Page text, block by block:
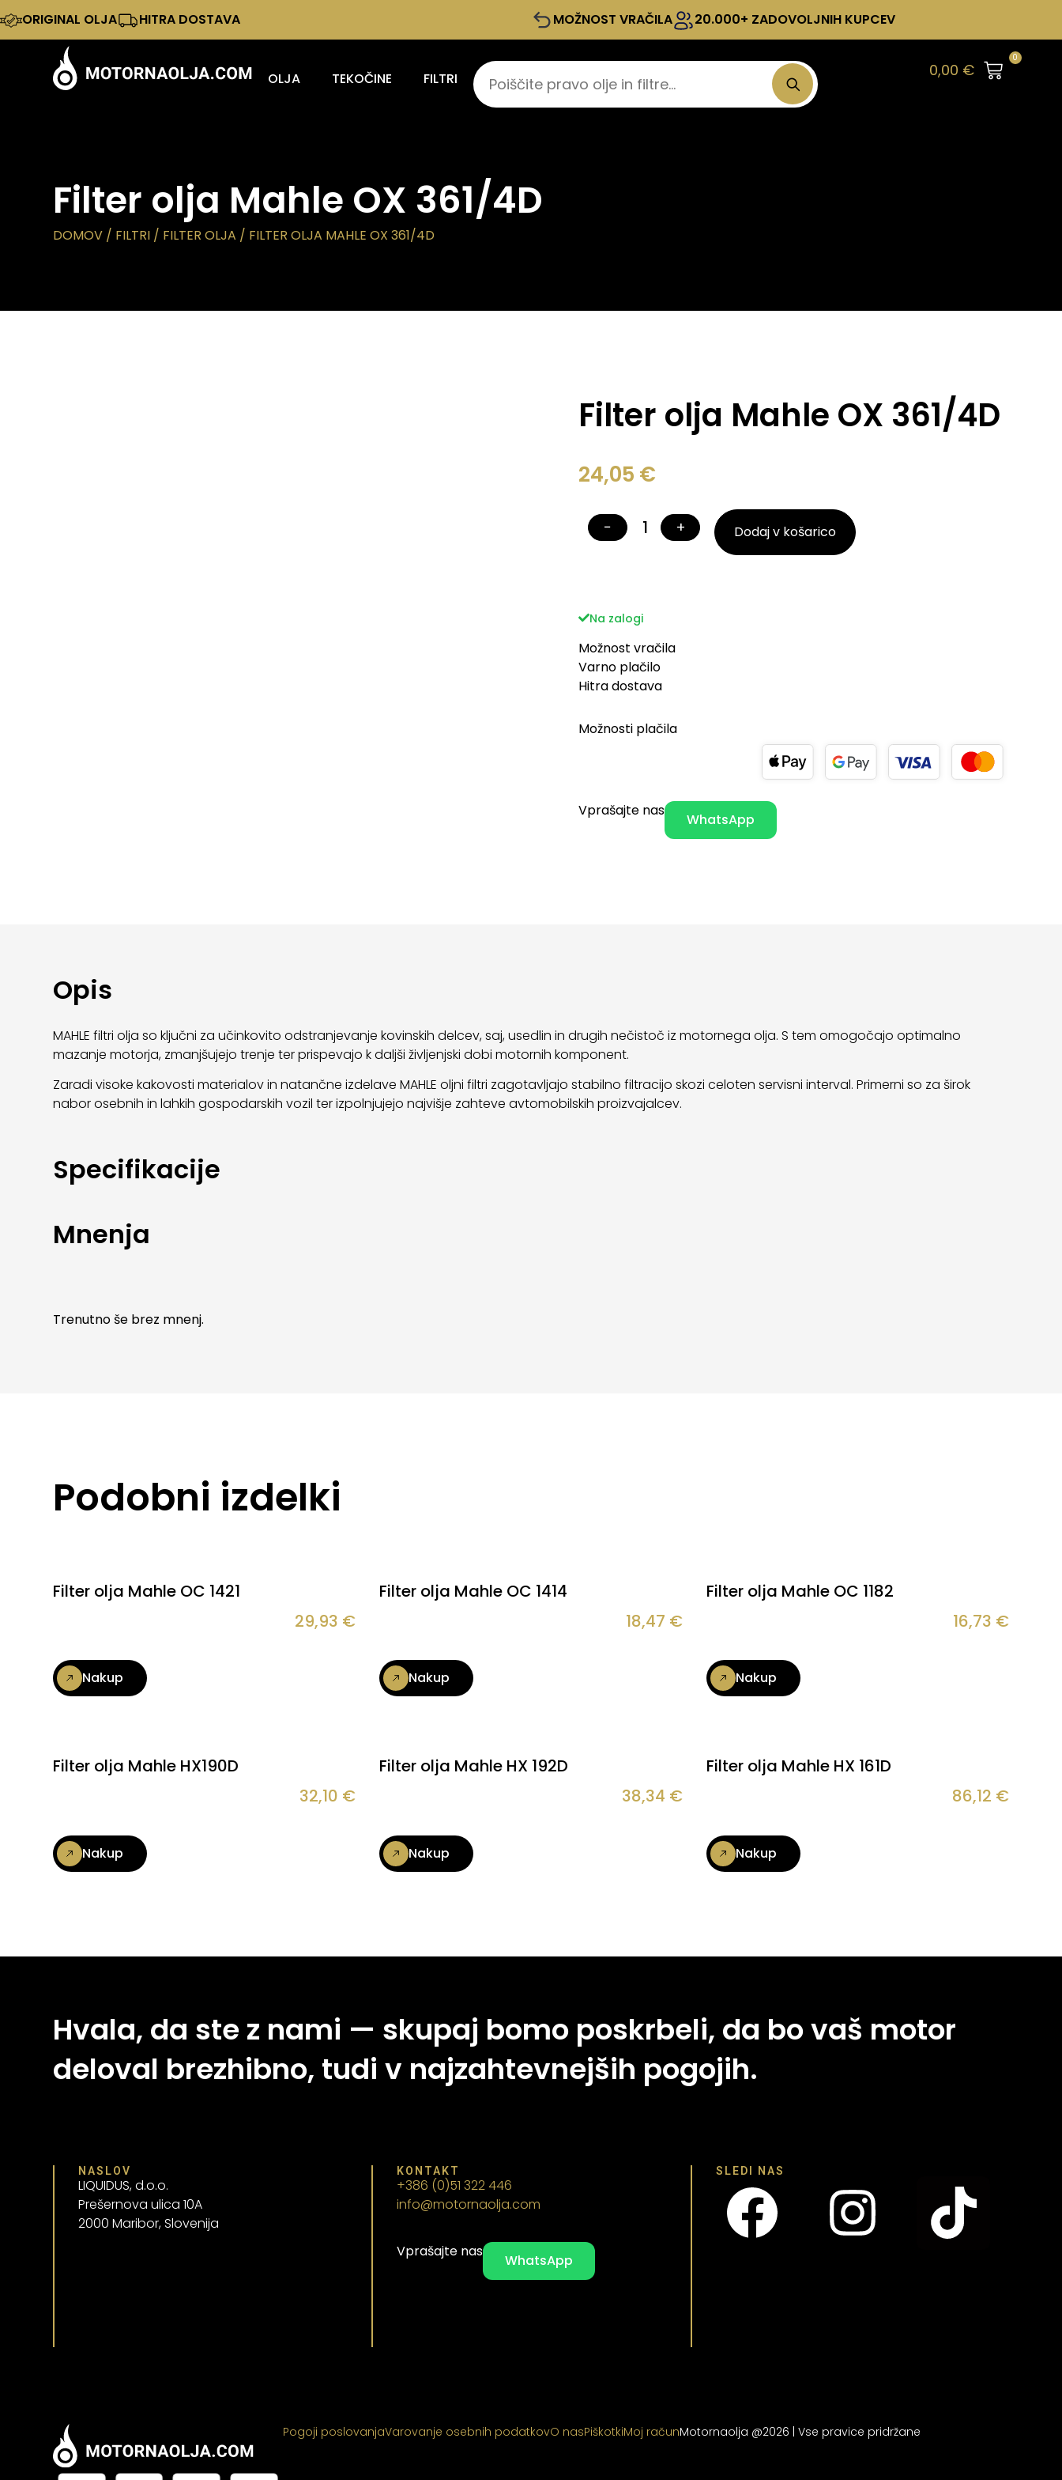
ORIGINAL OLJA HITRA DOSTAVA MOŽNOST VRAČILA 20.000+ ZADOVOLJNIH KUPCEV
OLJA TEKOČINE FILTRI 0,00 €
0
Filter olja Mahle OX 361/4D
DOMOV / FILTRI / FILTER OLJA / FILTER OLJA MAHLE OX 361/4D
Filter olja Mahle OX 361/4D
24,05 €
− + Dodaj v košarico
Na zalogi
Možnost vračila
Varno plačilo
Hitra dostava
Možnosti plačila
Vprašajte nas
WhatsApp
Opis
MAHLE filtri olja so ključni za učinkovito odstranjevanje kovinskih delcev, saj, usedlin in drugih nečistoč iz motornega olja. S tem omogočajo optimalno
mazanje motorja, zmanjšujejo trenje ter prispevajo k daljši življenjski dobi motornih komponent.
Zaradi visoke kakovosti materialov in natančne izdelave MAHLE oljni filtri zagotavljajo stabilno filtracijo skozi celoten servisni interval. Primerni so za širok
nabor osebnih in lahkih gospodarskih vozil ter izpolnjujejo najvišje zahteve avtomobilskih proizvajalcev.
Specifikacije
Mnenja
Trenutno še brez mnenj.
Podobni izdelki
Filter olja Mahle OC 1421
29,93 €
Nakup
Filter olja Mahle OC 1414
18,47 €
Nakup
Filter olja Mahle OC 1182
16,73 €
Nakup
Filter olja Mahle HX190D
32,10 €
Nakup
Filter olja Mahle HX 192D
38,34 €
Nakup
Filter olja Mahle HX 161D
86,12 €
Nakup
Hvala, da ste z nami — skupaj bomo poskrbeli, da bo vaš motor
deloval brezhibno, tudi v najzahtevnejših pogojih.
NASLOV
LIQUIDUS, d.o.o.
Prešernova ulica 10A
2000 Maribor, Slovenija
KONTAKT
+386 (0)51 322 446
info@motornaolja.com
Vprašajte nas
WhatsApp
SLEDI NAS
Pogoji poslovanjaVarovanje osebnih podatkovO nasPiškotkiMoj računMotornaolja @2026 | Vse pravice pridržane